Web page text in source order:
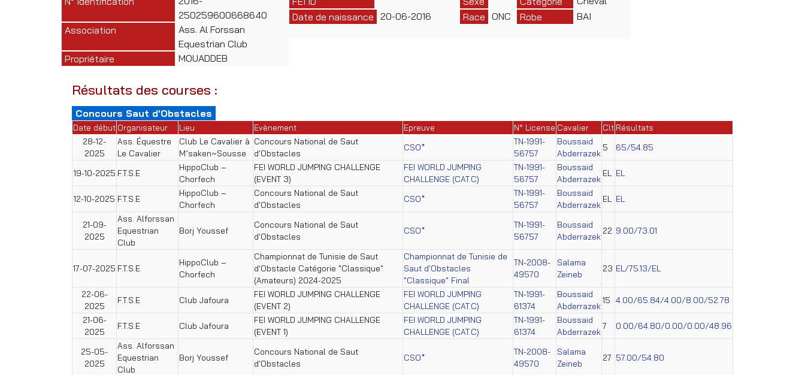
250259600668640
Association
Ass. Al Forssan
Equestrian Club
Propriétaire
MOUADDEB
Date de naissance 20-06-2016
Race ONC
Robe
BAI
Résultats des courses :
Concours Saut d'Obstacles
Date début Organisateur Lieu Evènement Epreuve N° License Cavalier Clt Résultats
28-12-
2025
Ass. Équestre
Le Cavalier
Club Le Cavalier à
M’saken~Sousse
Concours National de Saut
d'Obstacles
CSO*
TN-1991-
56757
Boussaid
Abderrazek
5 65/54.85
19-10-2025 F.T.S.E
HippoClub –
Chorfech
FEI WORLD JUMPING CHALLENGE
(EVENT 3)
FEI WORLD JUMPING
CHALLENGE (CAT.C)
TN-1991-
56757
Boussaid
Abderrazek
EL EL
12-10-2025 F.T.S.E
HippoClub –
Chorfech
Concours National de Saut
d'Obstacles
CSO*
TN-1991-
56757
Boussaid
Abderrazek
EL EL
21-09-
2025
Ass. Alforssan
Equestrian
Club
Borj Youssef
Concours National de Saut
d'Obstacles
CSO*
TN-1991-
56757
Boussaid
Abderrazek
22 9.00/73.01
17-07-2025 F.T.S.E
HippoClub –
Chorfech
Championnat de Tunisie de Saut
d'Obstacle Catégorie "Classique"
(Amateurs) 2024-2025
Championnat de Tunisie de
Saut d'Obstacles
"Classique" Final
TN-2008-
49570
Salama
Zeineb
23 EL/75.13/EL
22-06-
2025
F.T.S.E Club Jafoura
FEI WORLD JUMPING CHALLENGE
(EVENT 2)
FEI WORLD JUMPING
CHALLENGE (CAT.C)
TN-1991-
61374
Boussaid
Abderrazek
15 4.00/65.84/4.00/8.00/52.78
21-06-
2025
F.T.S.E Club Jafoura
FEI WORLD JUMPING CHALLENGE
(EVENT 1)
FEI WORLD JUMPING
CHALLENGE (CAT.C)
TN-1991-
61374
Boussaid
Abderrazek
7 0.00/64.80/0.00/0.00/48.96
25-05-
2025
Ass. Alforssan
Equestrian
Club
Borj Youssef
Concours National de Saut
d'Obstacles
CSO*
TN-2008-
49570
Salama
Zeineb
27 57.00/54.80